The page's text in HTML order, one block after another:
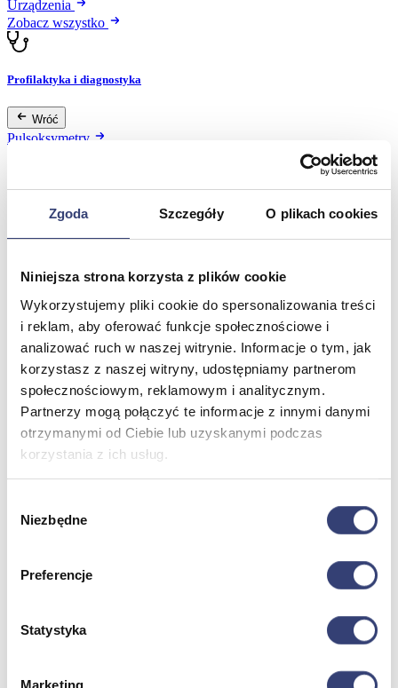
Zgoda Szczegóły O plikach cookies
Niniejsza strona korzysta z plików cookie
Wykorzystujemy pliki cookie do spersonalizowania treści
i reklam, aby oferować funkcje społecznościowe i
analizować ruch w naszej witrynie. Informacje o tym, jak
korzystasz z naszej witryny, udostępniamy partnerom
społecznościowym, reklamowym i analitycznym.
Partnerzy mogą połączyć te informacje z innymi danymi
otrzymanymi od Ciebie lub uzyskanymi podczas
korzystania z ich usług.
zgody
Niezbędne
Preferencje
Statystyka
Marketing
Urządzenia
Zobacz wszystko
Profilaktyka i diagnostyka
Wróć
Pulsoksymetry
Instrumenty diagnostyczne
Artykuły Przeciwodleżynowe
Termometry
Kozetki
Pielęgnacja mebli
Taborety i krzesła
Stoły
Parawany
Zobacz wszystko
Wróć
Zdrowie i uroda